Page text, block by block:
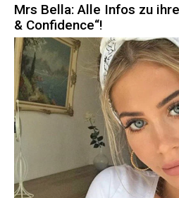
Mrs Bella: Alle Infos zu
& Confidence“!